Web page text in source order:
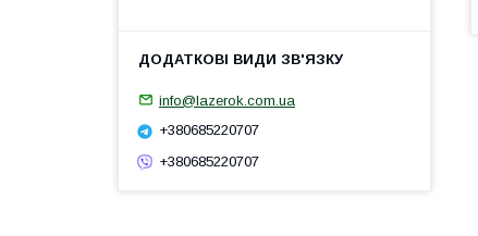
info@lazerok.com.ua
+380685220707
+380685220707